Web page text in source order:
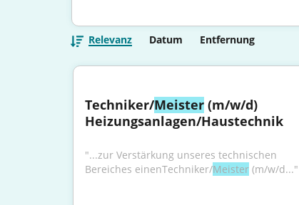
Relevanz Datum Entfernung
Techniker/Meister (m/w/d)
Heizungsanlagen/Haustechnik
"...zur Verstärkung unseres technischen
Bereiches einenTechniker/Meister (m/w/d..."